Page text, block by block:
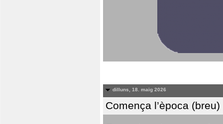
dilluns, 18. maig 2026
Comença l’època